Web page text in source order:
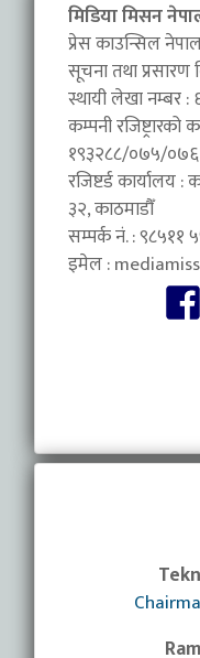
मिडिया मिसन
प्रेस काउन्सिल
सूचना तथा
स्थायी लेखा नम्बर
कम्पनी रजिष्ट्रारको
१९३२८८/०७५/०७६
रजिष्टर्ड कार्यालय
३२, काठमाडौँ
सम्पर्क नं. : ९८५११
इमेल :